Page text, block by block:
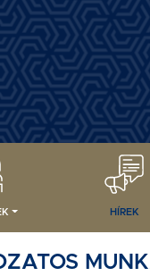
HÍREK